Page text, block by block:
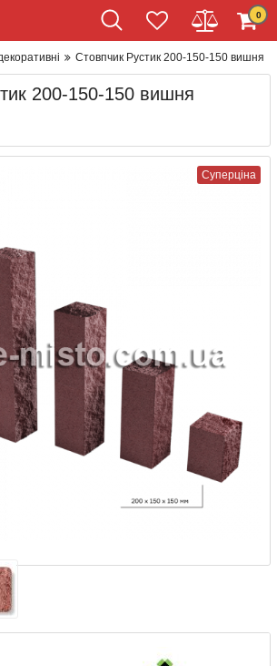
0
Стовпчик Рустик 200-150-150 вишня
200-150-150 вишня
Суперціна